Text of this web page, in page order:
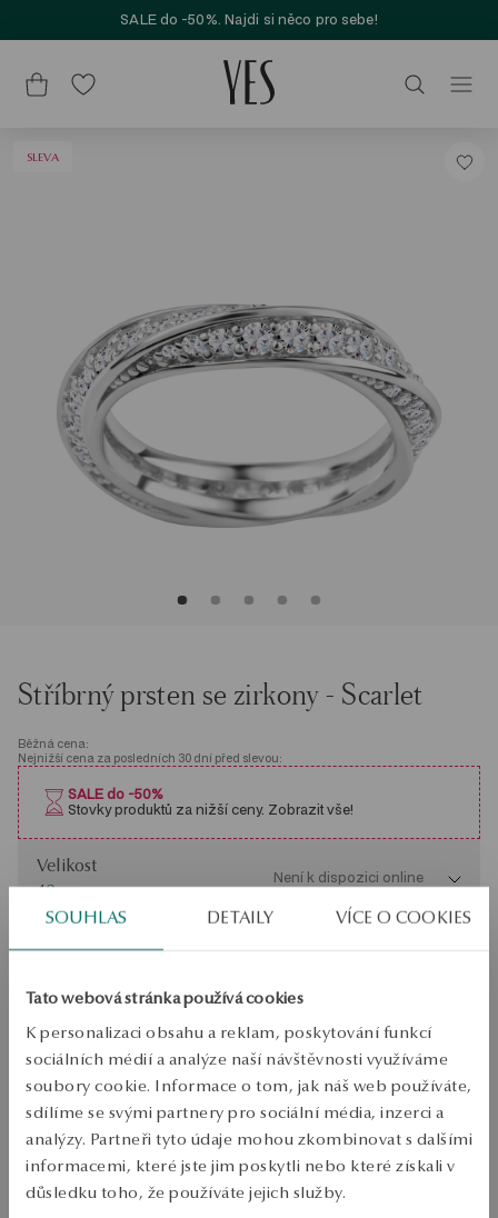
SOUHLAS DETAILY VÍCE O COOKIES
Tato webová stránka používá cookies
K personalizaci obsahu a reklam, poskytování funkcí
sociálních médií a analýze naší návštěvnosti využíváme
soubory cookie. Informace o tom, jak náš web používáte,
sdílíme se svými partnery pro sociální média, inzerci a
analýzy. Partneři tyto údaje mohou zkombinovat s dalšími
informacemi, které jste jim poskytli nebo které získali v
důsledku toho, že používáte jejich služby.
SALE do -50%. Najdi si něco pro sebe!
SLEVA
Stříbrný prsten se zirkony - Scarlet
Běžná cena:
Nejnižší cena za posledních 30 dní před slevou:
SALE do -50%
Stovky produktů za nižší ceny. Zobrazit vše!
Velikost
40
Není k dispozici online
Zkontrolujte si velikost
Ověřte si dostupnost na prodejně
pracovní dny
Doprava zdarma od 1700 Kč
Bezplatné vrácení až do 100 dnů v YES Clubu
PODROBNOSTI